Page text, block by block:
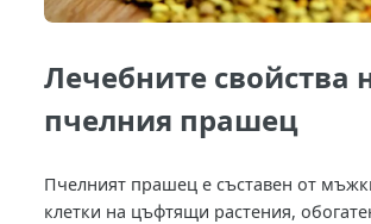
Лечебните свойства
пчелния прашец
Пчелният прашец е съставен от
клетки на цъфтящи растения,